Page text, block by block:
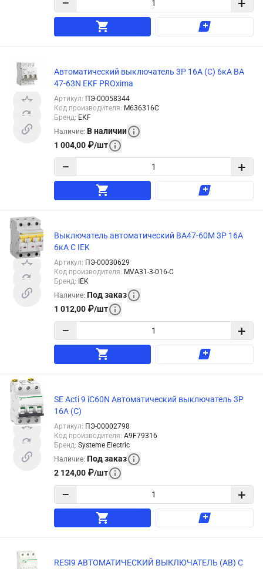
− +
Автоматический выключатель 3P 16А (C) 6кА ВА
47-63N EKF PROxima
Артикул: ПЭ-00058344
Код производителя: M636316C
Бренд: EKF
Наличие: В наличии
1 004,00 ₽/шт
− +
Выключатель автоматический ВА47-60M 3Р 16А
6кА С IEK
Артикул: ПЭ-00030629
Код производителя: MVA31-3-016-C
Бренд: IEK
Наличие: Под заказ
1 012,00 ₽/шт
− +
SE Acti 9 iC60N Автоматический выключатель 3P
16A (C)
Артикул: ПЭ-00002798
Код производителя: A9F79316
Бренд: Systeme Electric
Наличие: Под заказ
2 124,00 ₽/шт
− +
RESI9 АВТОМАТИЧЕСКИЙ ВЫКЛЮЧАТЕЛЬ (АВ) С